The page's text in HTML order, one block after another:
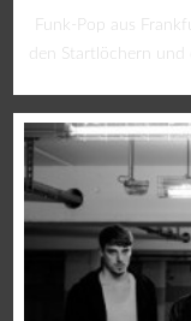
Funk-Pop aus
den Startlöchern und